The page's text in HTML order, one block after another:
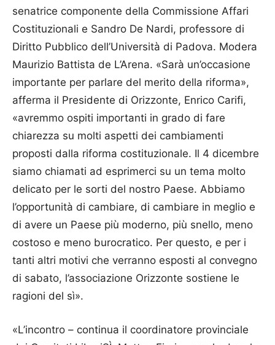
senatrice componente della Commissione Affari
Costituzionali e Sandro De Nardi, professore di
Diritto Pubblico dell’Università di Padova. Modera
Maurizio Battista de L’Arena. «Sarà un’occasione
importante per parlare del merito della riforma»,
afferma il Presidente di Orizzonte, Enrico Carifi,
«avremmo ospiti importanti in grado di fare
chiarezza su molti aspetti dei cambiamenti
proposti dalla riforma costituzionale. Il 4 dicembre
siamo chiamati ad esprimerci su un tema molto
delicato per le sorti del nostro Paese. Abbiamo
l’opportunità di cambiare, di cambiare in meglio e
di avere un Paese più moderno, più snello, meno
costoso e meno burocratico. Per questo, e per i
tanti altri motivi che verranno esposti al convegno
di sabato, l’associazione Orizzonte sostiene le
ragioni del sì».
«L’incontro – continua il coordinatore provinciale